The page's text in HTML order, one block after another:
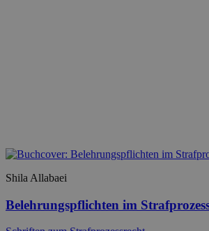
Shila Allabaei
Belehrungspflichten im